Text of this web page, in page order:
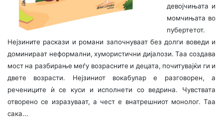
девојчињата и
момчињата во
пубертетот.
Нејзините раскази и романи започнуваат без долги воведи и
доминираат нефор­мални, хумористични дијалози. Таа создава
мост на разбира­ње меѓу возрасните и децата, почитувајќи ги и
двете воз­расти. Нејзиниот вокабулар е разговорен, а
речениците ѝ се куси и исполнети со ведрина. Чувствата
отворено се изразу­ваат, а чест е внатрешниот монолог. Таа
сака...